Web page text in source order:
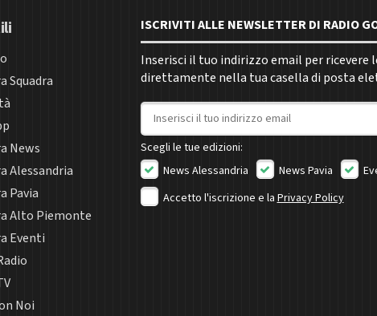
Squadra
News
Alessandria
Pavia
Alto Piemonte
Eventi
Noi
ISCRIVITI ALLE NEWSLETTER DI RADIO
Inserisci il tuo indirizzo email per ricevere
direttamente nella tua casella di posta
Indirizzo email
Scegli le tue edizioni:
News Alessandria
News Pavia
Accetto l'iscrizione e la Privacy Policy